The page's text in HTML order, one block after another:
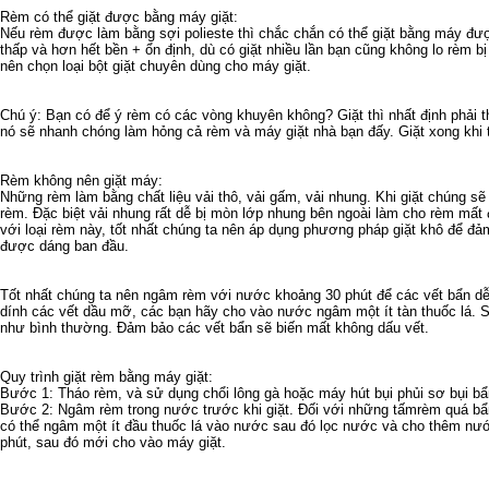
Rèm có thể giặt được bằng máy giặt:
Nếu rèm được làm bằng sợi polieste thì chắc chắn có thể giặt bằng máy
thấp và hơn hết bền + ổn định, dù có giặt nhiều lần bạn cũng không lo rèm
nên chọn loại bột giặt chuyên dùng cho máy giặt.
Chú ý: Bạn có để ý rèm có các vòng khuyên không? Giặt thì nhất định phải
nó sẽ nhanh chóng làm hỏng cả rèm và máy giặt nhà bạn đấy. Giặt xong khi
Rèm không nên giặt máy:
Những rèm làm bằng chất liệu vải thô, vải gấm, vải nhung. Khi giặt chúng
rèm. Đặc biệt vải nhung rất dễ bị mòn lớp nhung bên ngoài làm cho rèm
với loại rèm này, tốt nhất chúng ta nên áp dụng phương pháp giặt khô để
được dáng ban đầu.
Tốt nhất chúng ta nên ngâm rèm với nước khoảng 30 phút để các vết bẩn
dính các vết dầu mỡ, các bạn hãy cho vào nước ngâm một ít tàn thuốc lá.
như bình thường. Đảm bảo các vết bẩn sẽ biến mất không dấu vết.
Quy trình giặt rèm bằng máy giặt:
Bước 1: Tháo rèm, và sử dụng chổi lông gà hoặc máy hút bụi phủi sơ bụi
Bước 2: Ngâm rèm trong nước trước khi giặt. Đối với những tấmrèm quá
có thể ngâm một ít đầu thuốc lá vào nước sau đó lọc nước và cho thêm
phút, sau đó mới cho vào máy giặt.